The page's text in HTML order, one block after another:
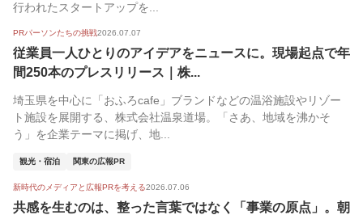
行われたスタートアップを...
PRパーソンたちの挑戦2026.07.07
従業員一人ひとりのアイデアをニュースに。現場起点で年
間250本のプレスリリース｜株...
埼玉県を中心に「おふろcafe」ブランドなどの温浴施設やリゾー
ト施設を展開する、株式会社温泉道場。「さあ、地域を沸かそ
う」を企業テーマに掲げ、地...
観光・宿泊 関東の広報PR
新時代のメディアと広報PRを考える2026.07.06
共感を生むのは、整った言葉ではなく「事業の原点」。朝